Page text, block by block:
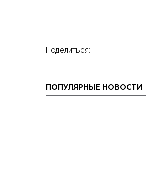
Поделиться:
ПОПУЛЯРНЫЕ НОВОСТИ